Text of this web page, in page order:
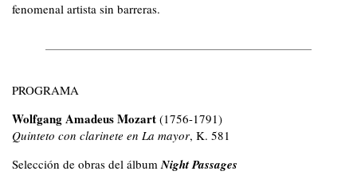
fenomenal artista sin barreras.
PROGRAMA
Wolfgang Amadeus Mozart (1756-1791)
Quinteto con clarinete en La mayor, K. 581
Selección de obras del álbum Night Passages